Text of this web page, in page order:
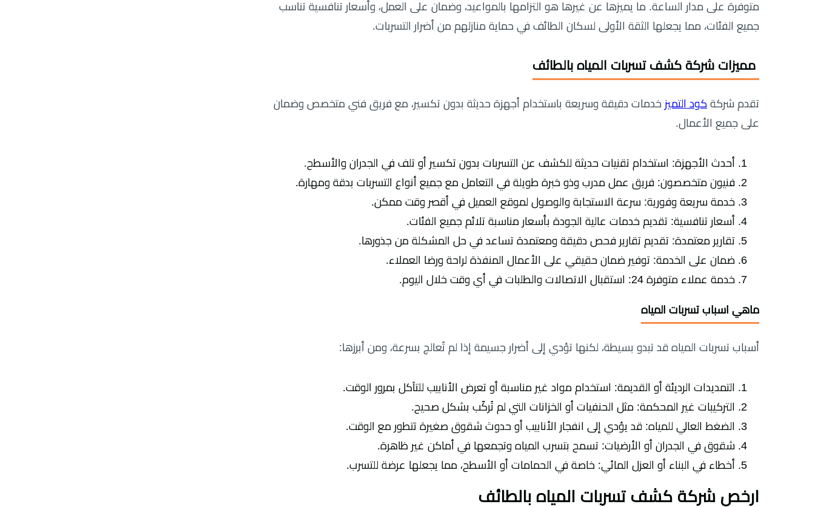
متوفرة على مدار الساعة. ما يميزها عن غيرها هو التزامها بالمواعيد، وضمان على العمل، وأسعار تنافسية تناسب
جميع الفئات، مما يجعلها الثقة الأولى لسكان الطائف في حماية منازلهم من أضرار التسربات.
مميزات شركة كشف تسربات المياه بالطائف
تقدم شركة كود التميز خدمات دقيقة وسريعة باستخدام أجهزة حديثة بدون تكسير، مع فريق فني متخصص وضمان
على جميع الأعمال.
أحدث الأجهزة: استخدام تقنيات حديثة للكشف عن التسربات بدون تكسير أو تلف في الجدران والأسطح.
فنيون متخصصون: فريق عمل مدرب وذو خبرة طويلة في التعامل مع جميع أنواع التسربات بدقة ومهارة.
خدمة سريعة وفورية: سرعة الاستجابة والوصول لموقع العميل في أقصر وقت ممكن.
أسعار تنافسية: تقديم خدمات عالية الجودة بأسعار مناسبة تلائم جميع الفئات.
تقارير معتمدة: تقديم تقارير فحص دقيقة ومعتمدة تساعد في حل المشكلة من جذورها.
ضمان على الخدمة: توفير ضمان حقيقي على الأعمال المنفذة لراحة ورضا العملاء.
خدمة عملاء متوفرة 24: استقبال الاتصالات والطلبات في أي وقت خلال اليوم.
ماهي اسباب تسربات المياه
أسباب تسربات المياه قد تبدو بسيطة، لكنها تؤدي إلى أضرار جسيمة إذا لم تُعالج بسرعة، ومن أبرزها:
التمديدات الرديئة أو القديمة: استخدام مواد غير مناسبة أو تعرض الأنابيب للتآكل بمرور الوقت.
التركيبات غير المحكمة: مثل الحنفيات أو الخزانات التي لم تُركّب بشكل صحيح.
الضغط العالي للمياه: قد يؤدي إلى انفجار الأنابيب أو حدوث شقوق صغيرة تتطور مع الوقت.
شقوق في الجدران أو الأرضيات: تسمح بتسرب المياه وتجمعها في أماكن غير ظاهرة.
أخطاء في البناء أو العزل المائي: خاصة في الحمامات أو الأسطح، مما يجعلها عرضة للتسرب.
ارخص شركة كشف تسربات المياه بالطائف